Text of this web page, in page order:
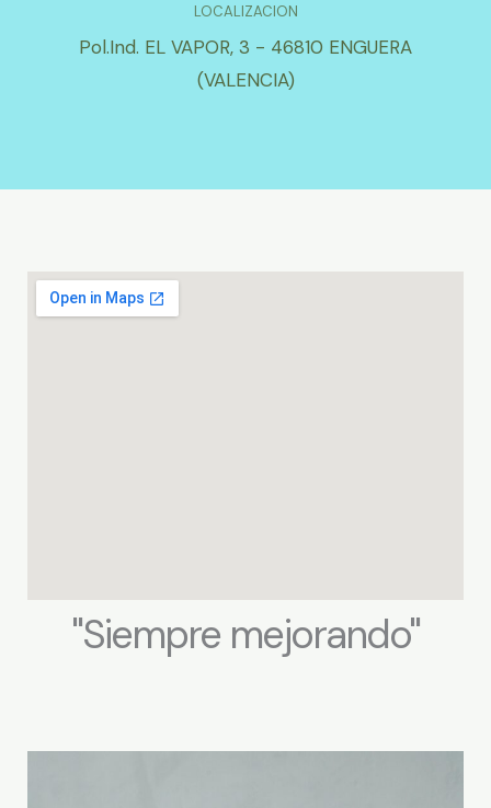
LOCALIZACION
Pol.Ind. EL VAPOR, 3 - 46810 ENGUERA
(VALENCIA)
"Siempre mejorando"